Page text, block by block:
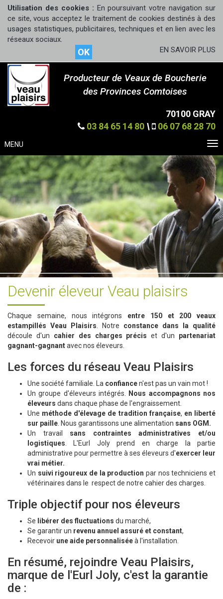
Utilisation des cookies : En poursuivant votre navigation sur
ce site, vous acceptez le traitement de cookies destinés à des
usages statistiques, publicitaires, techniques et en lien avec les
réseaux sociaux.
OK EN SAVOIR PLUS
Producteur de Veaux de Boucherie
des Provinces Comtoises
70100 GRAY
03 84 65 14 80 \ 06 07 68 28 70
MENU
Devenir éleveur Veau plaisirs
Chaque semaine, nous intégrons entre 150 et 200 veaux
estampillés Veau Plaisirs . Notre constance dans la qualité
découle d'un cahier des charges précis et d'un partenariat
gagnant-gagnantavec nos éleveurs.
Les forces du réseau Veau Plaisirs
Une société familiale. La confiancen'est pas un vain mot !
Un groupe d'éleveurs intégrés.
Nous accompagnons nos
éleveurs dans chaque phase de l'engraissement.
Une méthode d'élevage de tradition française, en liberté
sur paille . Nous garantissons une alimentation sans OGM.
Un travail sans contraintes administratives et/ou
logistiques . L'Eurl Joly prend en charge la partie
administrative pour permettre à ses éleveurs d'exercer leur
vrai métier.
Un suivi rigoureux de la production par nos techniciens et
vétérinaires dans le respect de notre cahier des charges.
Triple objectif pour nos éleveurs
Se libérer des fluctuations du marché,
Se garantir un revenu annuel assuré et constant,
Recevoir une aide personnaliséeà l'installation.
En résumé, rejoindre Veau Plaisirs,
marque de l'Eurl Joly, c'est la garantie
de :